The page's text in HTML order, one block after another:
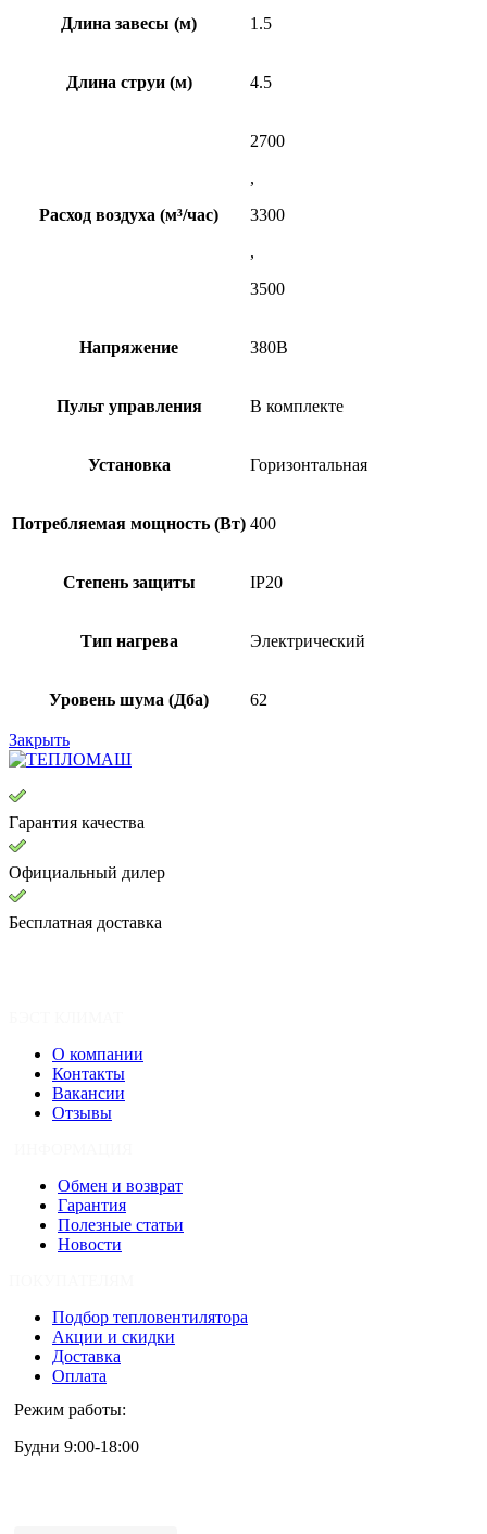
Длина завесы (м) 1.5
Длина струи (м) 4.5
Расход воздуха (м³/час)
2700
,
3300
,
3500
Напряжение 380В
Пульт управления В комплекте
Установка Горизонтальная
Потребляемая мощность (Вт) 400
Степень защиты IP20
Тип нагрева Электрический
Уровень шума (Дба) 62
Закрыть
Гарантия качества
Официальный дилер
Бесплатная доставка
О компании
Контакты
Вакансии
Отзывы
Обмен и возврат
Гарантия
Полезные статьи
Новости
Подбор тепловентилятора
Акции и скидки
Доставка
Оплата
Режим работы:
Будни 9:00-18:00